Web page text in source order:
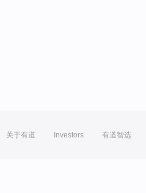
关于有道 Investors 有道智选